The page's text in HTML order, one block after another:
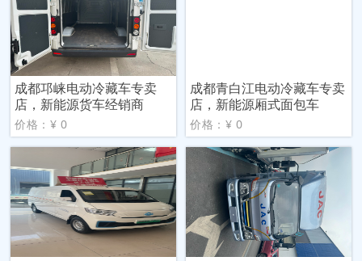
成都邛崃电动冷藏车专卖
店，新能源货车经销商
价格：¥ 0
成都青白江电动冷藏车专卖
店，新能源厢式面包车
价格：¥ 0